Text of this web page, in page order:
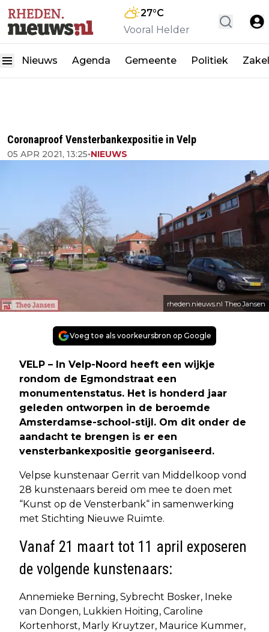
27°C
Vooral Helder
Nieuws Agenda Gemeente Politiek
Coronaproof Vensterbankexpositie in Velp
05 APR 2021, 13:25•NIEUWS
rheden.nieuws.nl Theo Jansen
Voeg toe als voorkeursbron op Google
VELP – In Velp-Noord heeft een wijkje
rondom de Egmondstraat een
monumentenstatus. Het is honderd jaar
geleden ontworpen in de beroemde
Amsterdamse-school-stijl. Om dit onder de
aandacht te brengen is er een
vensterbankexpositie georganiseerd.
Velpse kunstenaar Gerrit van Middelkoop vond
28 kunstenaars bereid om mee te doen met
“Kunst op de Vensterbank“ in samenwerking
met Stichting Nieuwe Ruimte.
Vanaf 21 maart tot 11 april exposeren
de volgende kunstenaars:
Annemieke Berning, Sybrecht Bosker, Ineke
van Dongen, Lukkien Hoiting, Caroline
Kortenhorst, Marly Kruytzer, Maurice Kummer,